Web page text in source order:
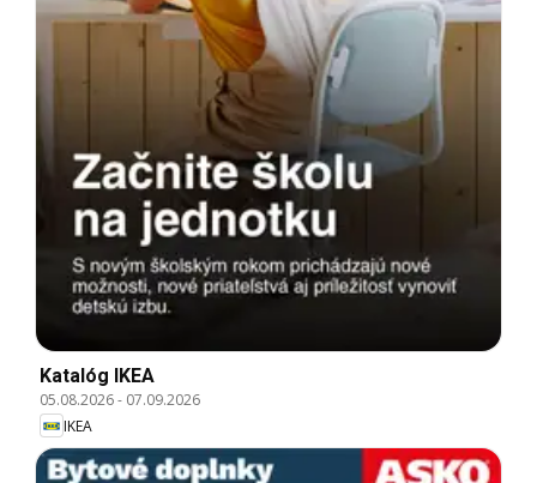
Katalóg IKEA
05.08.2026- 07.09.2026
IKEA